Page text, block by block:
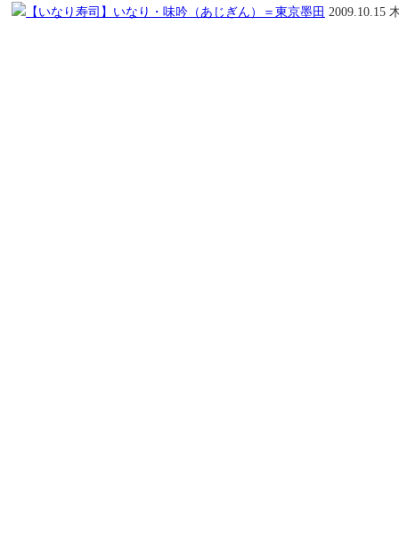
【いなり寿司】いなり・味吟（あじぎん）＝東京墨田 2009.10.15